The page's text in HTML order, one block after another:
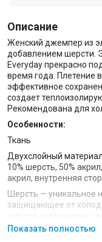
Описание
Женский джемпер из
добавлением шерсти.
Everyday прекрасно
время года. Плетение
эффективное
создает
Рекомендована для
Особенности:
Ткань
Двухслойный
10% шерсть, 50%
акрил, внутренняя
Шерсть — уникальное
защищающее от
теплоизоляцию, но в
Показать полностью